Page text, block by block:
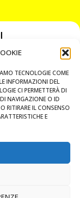
TECNOLOGIE COME
INFORMAZIONI DEL
CI PERMETTERÀ DI
NAVIGAZIONE O ID
RITIRARE IL CONSENSO
E